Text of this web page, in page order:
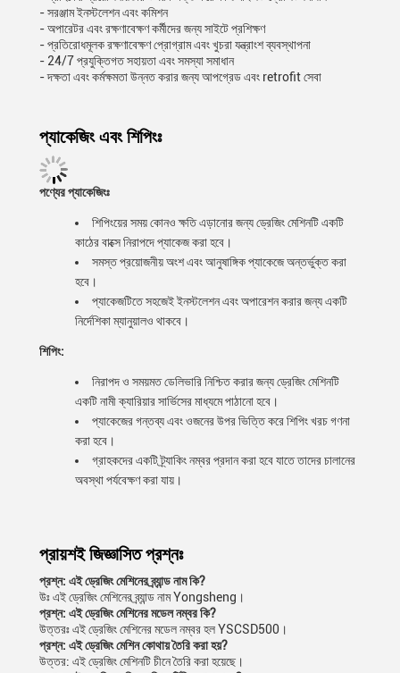
- সরঞ্জাম ইনস্টলেশন এবং কমিশন
- অপারেটর এবং রক্ষণাবেক্ষণ কর্মীদের জন্য সাইটে প্রশিক্ষণ
- প্রতিরোধমূলক রক্ষণাবেক্ষণ প্রোগ্রাম এবং খুচরা যন্ত্রাংশ ব্যবস্থাপনা
- 24/7 প্রযুক্তিগত সহায়তা এবং সমস্যা সমাধান
- দক্ষতা এবং কর্মক্ষমতা উন্নত করার জন্য আপগ্রেড এবং retrofit সেবা
প্যাকেজিং এবং শিপিংঃ
পণ্যের প্যাকেজিংঃ
শিপিংয়ের সময় কোনও ক্ষতি এড়ানোর জন্য ড্রেজিং মেশিনটি একটি
কাঠের বাক্সে নিরাপদে প্যাকেজ করা হবে।
সমস্ত প্রয়োজনীয় অংশ এবং আনুষাঙ্গিক প্যাকেজে অন্তর্ভুক্ত করা
হবে।
প্যাকেজটিতে সহজেই ইনস্টলেশন এবং অপারেশন করার জন্য একটি
নির্দেশিকা ম্যানুয়ালও থাকবে।
শিপিং:
নিরাপদ ও সময়মত ডেলিভারি নিশ্চিত করার জন্য ড্রেজিং মেশিনটি
একটি নামী ক্যারিয়ার সার্ভিসের মাধ্যমে পাঠানো হবে।
প্যাকেজের গন্তব্য এবং ওজনের উপর ভিত্তি করে শিপিং খরচ গণনা
করা হবে।
গ্রাহকদের একটি ট্র্যাকিং নম্বর প্রদান করা হবে যাতে তাদের চালানের
অবস্থা পর্যবেক্ষণ করা যায়।
প্রায়শই জিজ্ঞাসিত প্রশ্নঃ
প্রশ্ন: এই ড্রেজিং মেশিনের ব্র্যান্ড নাম কি?
উঃ এই ড্রেজিং মেশিনের ব্র্যান্ড নাম Yongsheng।
প্রশ্ন: এই ড্রেজিং মেশিনের মডেল নম্বর কি?
উত্তরঃ এই ড্রেজিং মেশিনের মডেল নম্বর হল YSCSD500।
প্রশ্ন: এই ড্রেজিং মেশিন কোথায় তৈরি করা হয়?
উত্তর: এই ড্রেজিং মেশিনটি চীনে তৈরি করা হয়েছে।